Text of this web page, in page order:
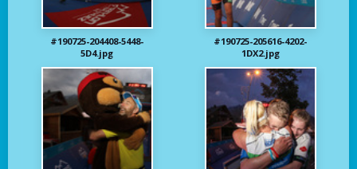
#190725-204408-5448-
5D4.jpg
#190725-205616-4202-
1DX2.jpg